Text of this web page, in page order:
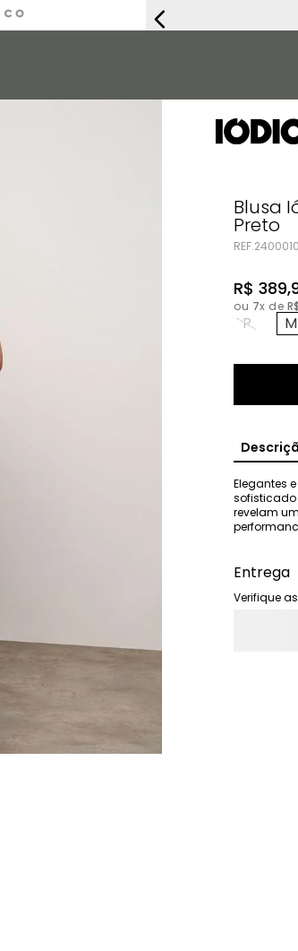
Blusa
Preto
REF.
R$ 389,
ou 7x de R$
P M
Elegantes
sofisticado
revelam
Entrega
Verifique